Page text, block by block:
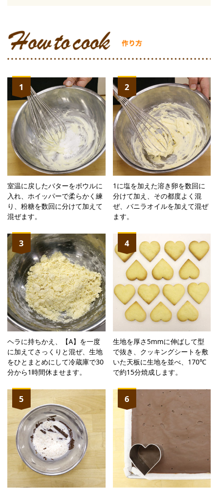
1
室温に戻したバターをボウルに
入れ、ホイッパーで柔らかく練
り、粉糖を数回に分けて加えて
混ぜます。
2
1に塩を加えた溶き卵を数回に
分けて加え、その都度よく混
ぜ、バニラオイルを加えて混ぜ
ます。
3
ヘラに持ちかえ、【A】を一度
に加えてさっくりと混ぜ、生地
をひとまとめにして冷蔵庫で30
分から1時間休ませます。
4
生地を厚さ5mmに伸ばして型
で抜き、クッキングシートを敷
いた天板に生地を並べ、170℃
で約15分焼成します。
5 6